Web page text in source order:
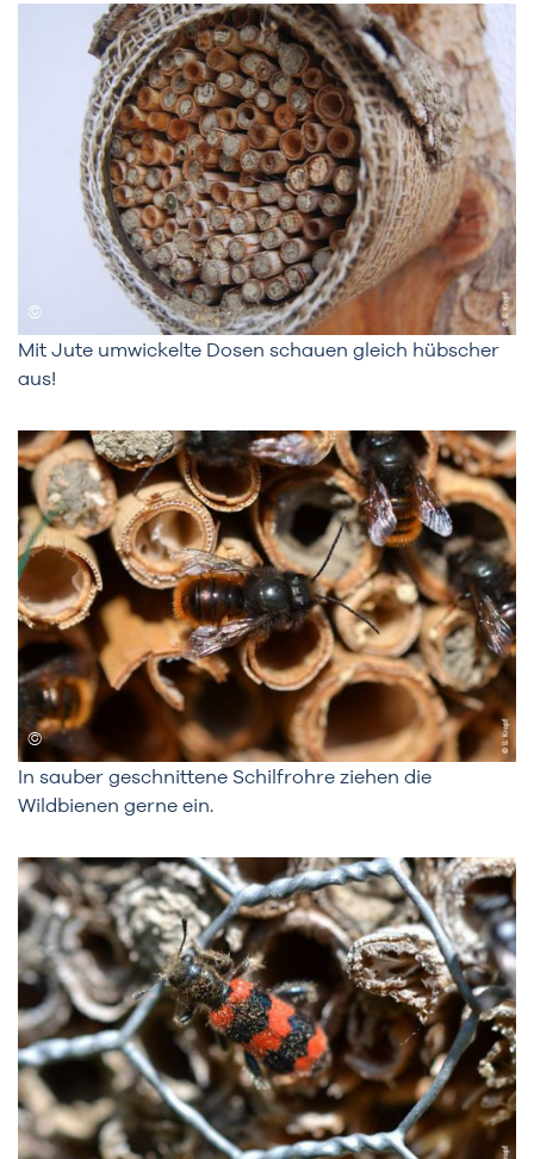
Mit Jute umwickelte Dosen schauen gleich hübscher
aus!
In sauber geschnittene Schilfrohre ziehen die
Wildbienen gerne ein.